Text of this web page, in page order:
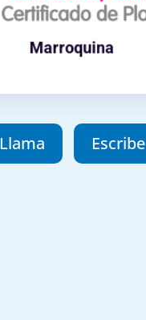
Marroquina
L-V 09:00 a 20:00
Sábados 09:30 a 13:00
Como llegar
Llama Escribe